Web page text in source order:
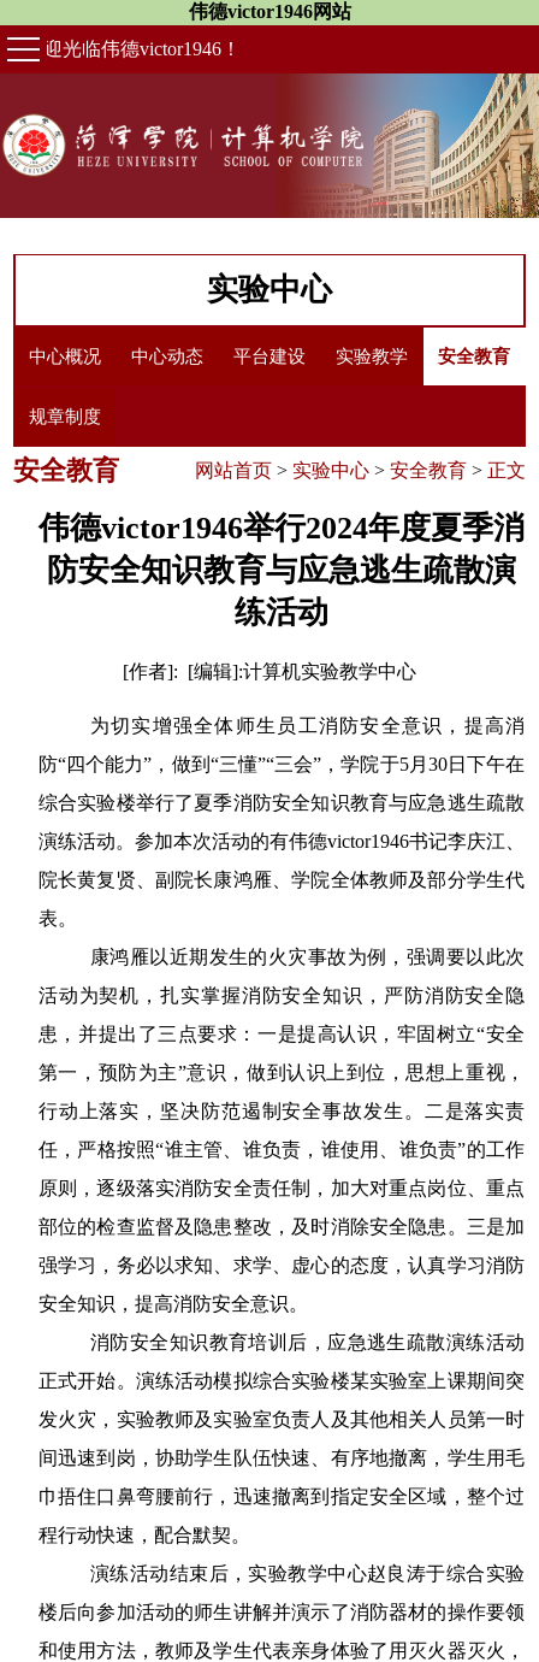
伟德victor1946网站
欢迎光临伟德victor1946！
实验中心
中心概况 中心动态 平台建设 实验教学 安全教育
规章制度
安全教育 网站首页 > 实验中心 > 安全教育 >正文
伟德victor1946举行2024年度夏季消
防安全知识教育与应急逃生疏散演
练活动
[作者]: [编辑]:计算机实验教学中心
为切实增强全体师生员工消防安全意识，提高消
防“四个能力”，做到“三懂”“三会”，学院于5月30日下午在
综合实验楼举行了夏季消防安全知识教育与应急逃生疏散
演练活动。参加本次活动的有伟德victor1946书记李庆江、
院长黄复贤、副院长康鸿雁、学院全体教师及部分学生代
表。
康鸿雁以近期发生的火灾事故为例，强调要以此次
活动为契机，扎实掌握消防安全知识，严防消防安全隐
患，并提出了三点要求：一是提高认识，牢固树立“安全
第一，预防为主”意识，做到认识上到位，思想上重视，
行动上落实，坚决防范遏制安全事故发生。二是落实责
任，严格按照“谁主管、谁负责，谁使用、谁负责”的工作
原则，逐级落实消防安全责任制，加大对重点岗位、重点
部位的检查监督及隐患整改，及时消除安全隐患。三是加
强学习，务必以求知、求学、虚心的态度，认真学习消防
安全知识，提高消防安全意识。
消防安全知识教育培训后，应急逃生疏散演练活动
正式开始。演练活动模拟综合实验楼某实验室上课期间突
发火灾，实验教师及实验室负责人及其他相关人员第一时
间迅速到岗，协助学生队伍快速、有序地撤离，学生用毛
巾捂住口鼻弯腰前行，迅速撤离到指定安全区域，整个过
程行动快速，配合默契。
演练活动结束后，实验教学中心赵良涛于综合实验
楼后向参加活动的师生讲解并演示了消防器材的操作要领
和使用方法，教师及学生代表亲身体验了用灭火器灭火，